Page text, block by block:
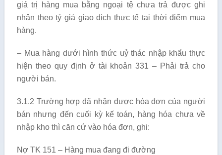
giá trị hàng mua bằng ngoại tệ chưa trả được ghi
nhận theo tỷ giá giao dịch thực tế tại thời điểm mua
hàng.
– Mua hàng dưới hình thức uỷ thác nhập khẩu thực
hiện theo quy định ở tài khoản 331 – Phải trả cho
người bán.
3.1.2 Trường hợp đã nhận được hóa đơn của người
bán nhưng đến cuối kỳ kế toán, hàng hóa chưa về
nhập kho thì căn cứ vào hóa đơn, ghi:
Nợ TK 151 – Hàng mua đang đi đường